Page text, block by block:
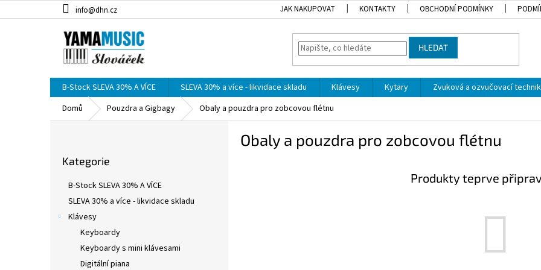
na
info@dhn.cz JAK NAKUPOVAT KONTAKTY OBCHODNÍ PODMÍNKY
HLEDAT
B-Stock SLEVA 30% A VÍCE SLEVA 30% a více - likvidace skladu Klávesy Kytary Zvuková a ozvučovací
Domů
Pouzdra a Gigbagy Obaly a pouzdra pro zobcovou flétnu
kategorie
Kategorie
B-Stock SLEVA 30% A VÍCE
SLEVA 30% a více - likvidace skladu
Klávesy
Keyboardy
Keyboardy s mini klávesami
Digitální piana
Obaly a pouzdra pro zobcovou flétnu
Produkty teprve